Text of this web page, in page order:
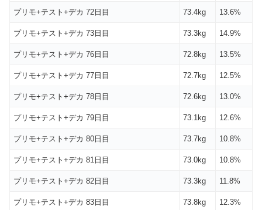
プリモ+テスト+デカ 72日目 73.4kg 13.6%
プリモ+テスト+デカ 73日目 73.3kg 14.9%
プリモ+テスト+デカ 76日目 72.8kg 13.5%
プリモ+テスト+デカ 77日目 72.7kg 12.5%
プリモ+テスト+デカ 78日目 72.6kg 13.0%
プリモ+テスト+デカ 79日目 73.1kg 12.6%
プリモ+テスト+デカ 80日目 73.7kg 10.8%
プリモ+テスト+デカ 81日目 73.0kg 10.8%
プリモ+テスト+デカ 82日目 73.3kg 11.8%
プリモ+テスト+デカ 83日目 73.8kg 12.3%